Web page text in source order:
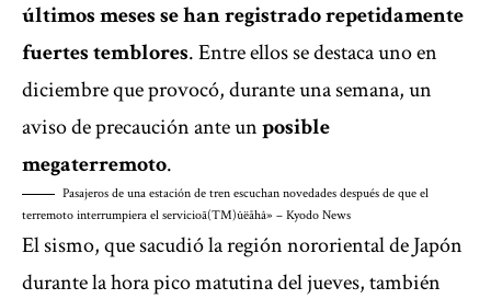
últimos meses se han registrado repetidamente
fuertes temblores. Entre ellos se destaca uno en
diciembre que provocó, durante una semana, un
aviso de precaución ante unposible
megaterremoto.
Pasajeros de una estación de tren escuchan novedades después de que el
terremoto interrumpiera el servicioã(TM)ûëåhâ» – Kyodo News
El sismo, que sacudió la región nororiental de Japón
durante la hora pico matutina del jueves, también